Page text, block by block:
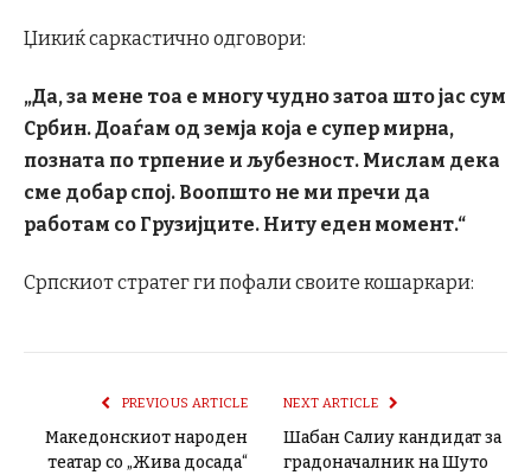
Џикиќ саркастично одговори:
„Да, за мене тоа е многу чудно затоа што јас сум
Србин. Доаѓам од земја која е супер мирна,
позната по трпение и љубезност. Мислам дека
сме добар спој. Воопшто не ми пречи да
работам со Грузијците. Ниту еден момент.“
Српскиот стратег ги пофали своите кошаркари:
PREVIOUS ARTICLE
Македонскиот народен
театар со „Жива досада“
NEXT ARTICLE
Шабан Салиу кандидат за
градоначалник на Шуто